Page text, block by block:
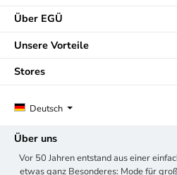
Über EGÜ
Unsere Vorteile
Deutsch
Stores
Über uns
Vor 50 Jahren entstand aus einer
etwas ganz Besonderes: Mode für